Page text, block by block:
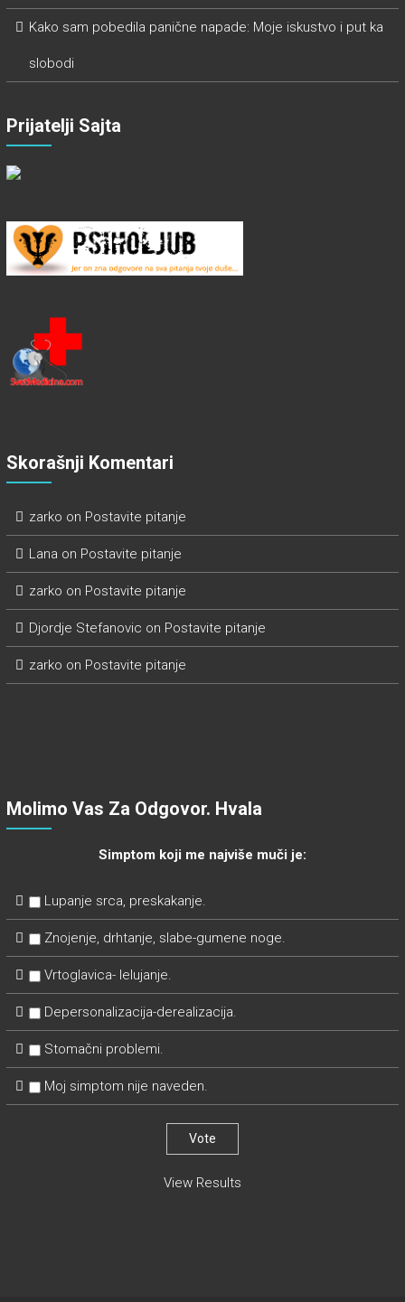
Kako sam pobedila panične napade: Moje iskustvo i put ka
slobodi
Prijatelji Sajta
Skorašnji Komentari
zarko on Postavite pitanje
Lana on Postavite pitanje
zarko on Postavite pitanje
Djordje Stefanovic on Postavite pitanje
zarko on Postavite pitanje
Molimo Vas Za Odgovor. Hvala
Simptom koji me najviše muči je:
Lupanje srca, preskakanje.
Znojenje, drhtanje, slabe-gumene noge.
Vrtoglavica- lelujanje.
Depersonalizacija-derealizacija.
Stomačni problemi.
Moj simptom nije naveden.
View Results